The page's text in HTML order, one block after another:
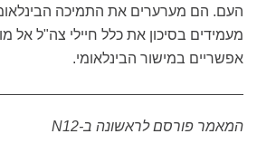
העם. הם מערערים את התמיכה
מעמידים בסיכון את כלל חיילי צה"ל אל
אפשריים במישור הבינלאומי.
המאמר פורסם לראשונה ב-N12